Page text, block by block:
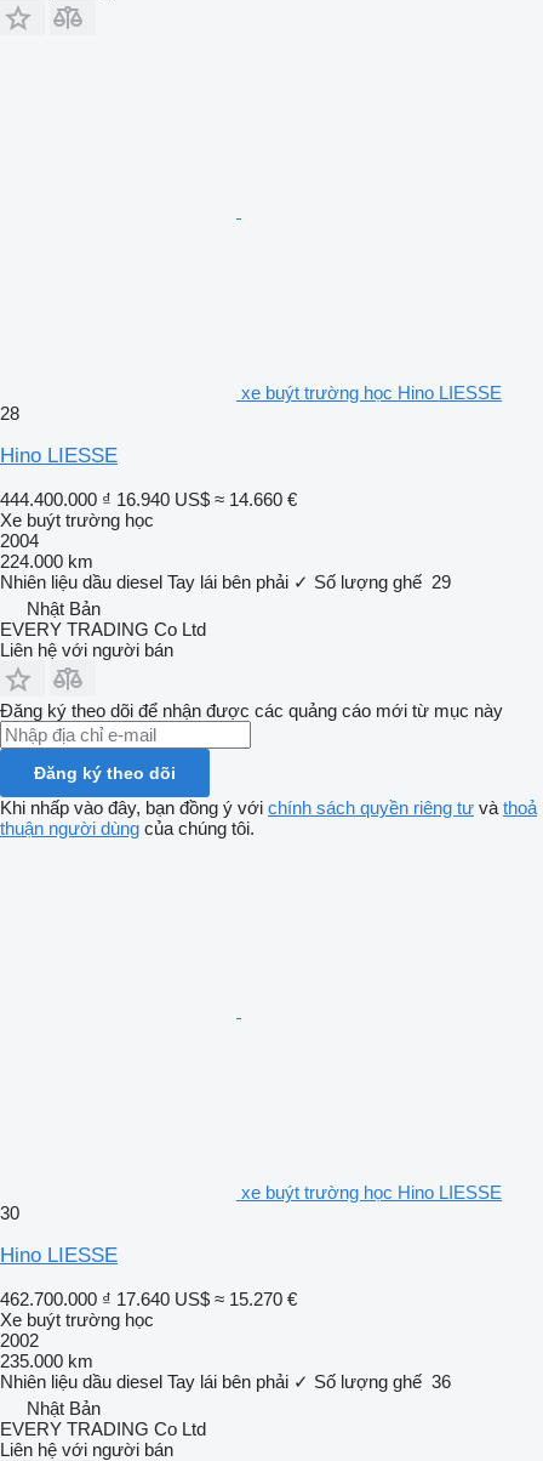
xe buýt trường học Hino LIESSE
28
Hino LIESSE
444.400.000 ₫ 16.940 US$ ≈ 14.660 €
Xe buýt trường học
2004
224.000 km
Nhiên liệu dầu diesel Tay lái bên phải ✓ Số lượng ghế 29
Nhật Bản
EVERY TRADING Co Ltd
Liên hệ với người bán
Đăng ký theo dõi để nhận được các quảng cáo mới từ mục này
Đăng ký theo dõi
Khi nhấp vào đây, bạn đồng ý với chính sách quyền riêng tư và thoả
thuận người dùng của chúng tôi.
xe buýt trường học Hino LIESSE
30
Hino LIESSE
462.700.000 ₫ 17.640 US$ ≈ 15.270 €
Xe buýt trường học
2002
235.000 km
Nhiên liệu dầu diesel Tay lái bên phải ✓ Số lượng ghế 36
Nhật Bản
EVERY TRADING Co Ltd
Liên hệ với người bán